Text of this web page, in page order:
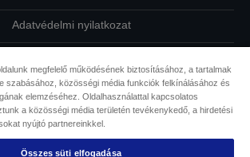
Adatvédelmi nyilatkozat
Kapcsolatfelvétel
kapcsolatos információk
megfelelő működésének biztosításához, a tartalmak
szabásához, közösségi média funkciók felkínálásához és
elemzéséhez. Oldalhasználattal kapcsolatos
a közösségi média területén tevékenykedő, a hirdetési
nyújtó partnereinkkel.
Összes süti elfogadása